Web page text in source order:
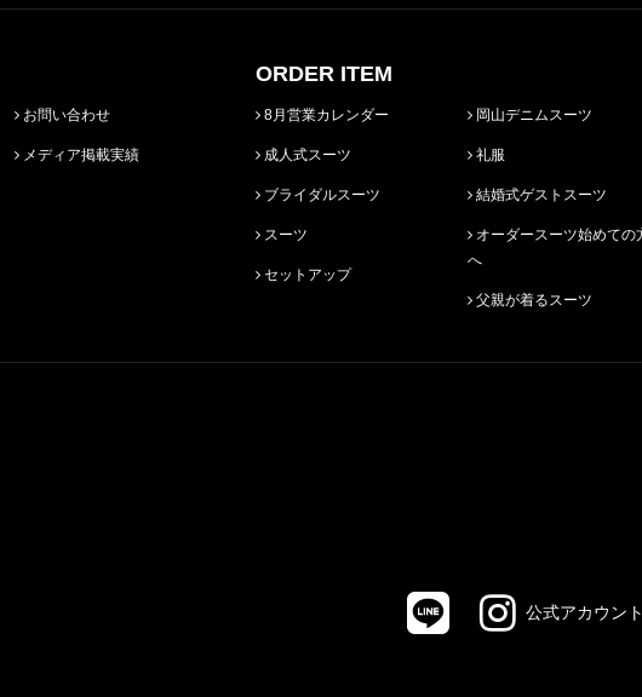
お問い合わせ
メディア掲載実績
ORDER ITEM
8月営業カレンダー
成人式スーツ
ブライダルスーツ
スーツ
セットアップ
岡山デニムスーツ
礼服
結婚式ゲストスーツ
へ
父親が着るスーツ
公式アカウント